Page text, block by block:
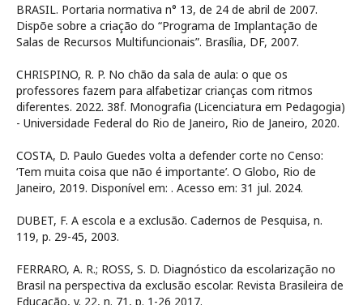
BRASIL. Portaria normativa n° 13, de 24 de abril de 2007.
Dispõe sobre a criação do “Programa de Implantação de
Salas de Recursos Multifuncionais”. Brasília, DF, 2007.
CHRISPINO, R. P. No chão da sala de aula: o que os
professores fazem para alfabetizar crianças com ritmos
diferentes. 2022. 38f. Monografia (Licenciatura em Pedagogia)
- Universidade Federal do Rio de Janeiro, Rio de Janeiro, 2020.
COSTA, D. Paulo Guedes volta a defender corte no Censo:
‘Tem muita coisa que não é importante’. O Globo, Rio de
Janeiro, 2019. Disponível em: . Acesso em: 31 jul. 2024.
DUBET, F. A escola e a exclusão. Cadernos de Pesquisa, n.
119, p. 29-45, 2003.
FERRARO, A. R.; ROSS, S. D. Diagnóstico da escolarização no
Brasil na perspectiva da exclusão escolar. Revista Brasileira de
Educação, v. 22, n. 71, p. 1-26 2017.